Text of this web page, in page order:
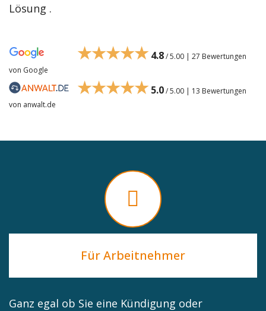
Lösung .
★★★★★ 4.8/ 5.00 | 27 Bewertungen
von Google
★★★★★ 5.0/ 5.00 | 13 Bewertungen
von anwalt.de
Für Arbeitnehmer
Ganz egal ob Sie eine Kündigung oder